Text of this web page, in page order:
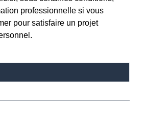
professionnelle si vous
pour satisfaire un projet